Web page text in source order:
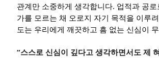
관계만 소중하게 생각합니다. 업적과 공
가를 모르는 채 오로지 자기 목적을 이루
도는 우리에게 깨끗하고 흠 없는 신심이
“스스로 신심이 깊다고 생각하면서도 제